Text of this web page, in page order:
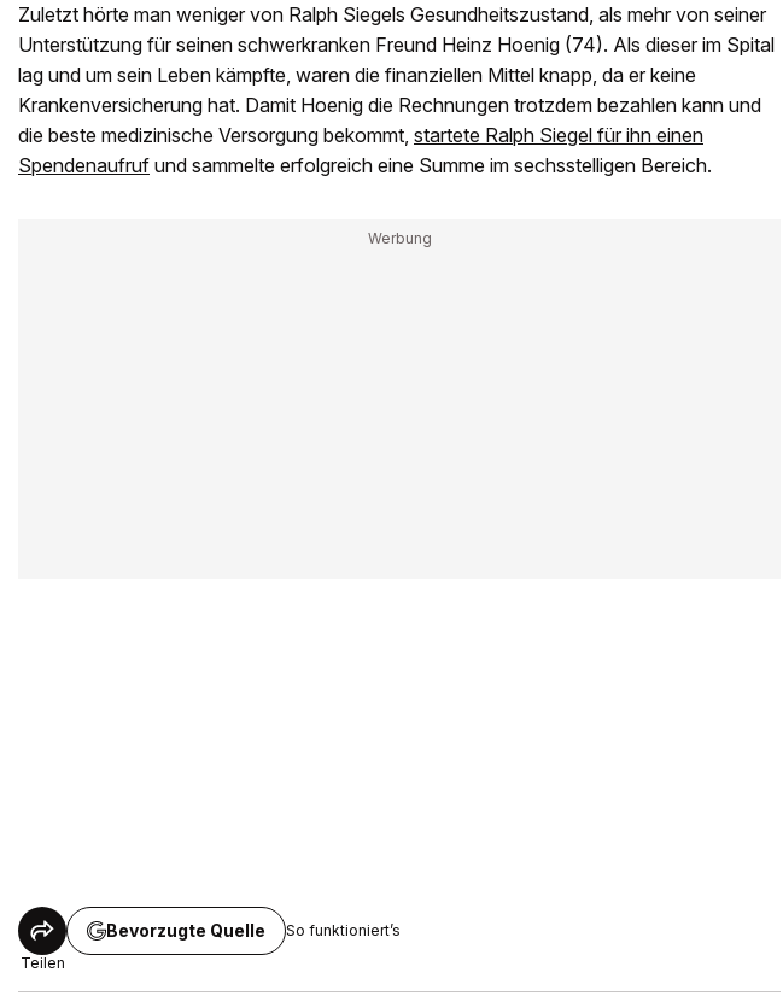
Zuletzt hörte man weniger von Ralph Siegels Gesundheitszustand, als mehr von seiner
Unterstützung für seinen schwerkranken Freund Heinz Hoenig (74). Als dieser im Spital
lag und um sein Leben kämpfte, waren die finanziellen Mittel knapp, da er keine
Krankenversicherung hat. Damit Hoenig die Rechnungen trotzdem bezahlen kann und
die beste medizinische Versorgung bekommt, startete Ralph Siegel für ihn einen
Spendenaufruf und sammelte erfolgreich eine Summe im sechsstelligen Bereich.
Teilen
Bevorzugte Quelle So funktioniert’s